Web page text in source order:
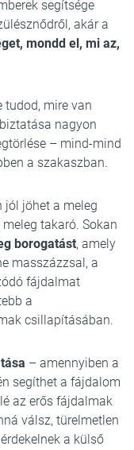
segítsége
akár a
mondd el, mi az,
tudod, mire van
nagyon
– mind-mind
a szakaszban.
jöhet a meleg
takaró. Sokan
borogatást, amely
masszázzsal, a
fájdalmat
a
csillapításában.
– amennyiben a
segíthet a fájdalom
az erős fájdalmak
válsz, türelmetlen
a külső